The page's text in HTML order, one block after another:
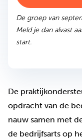
De groep van
Meld je dan alvast
start.
De
opdracht van de
nauw samen met
de bedrijfsarts op